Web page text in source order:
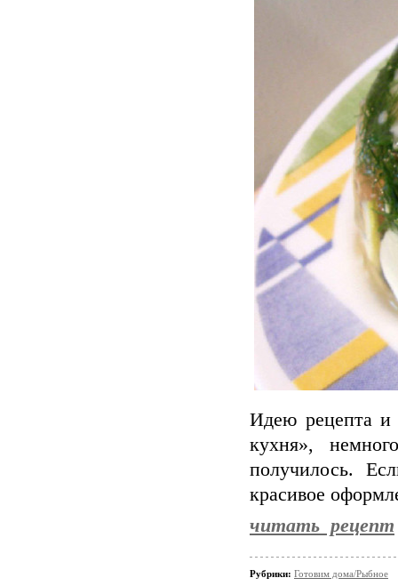
Идею рецепта и
кухня»,
получилось.
красивое
читать рецепт
Рубрики: Готовим дома/Рыбное